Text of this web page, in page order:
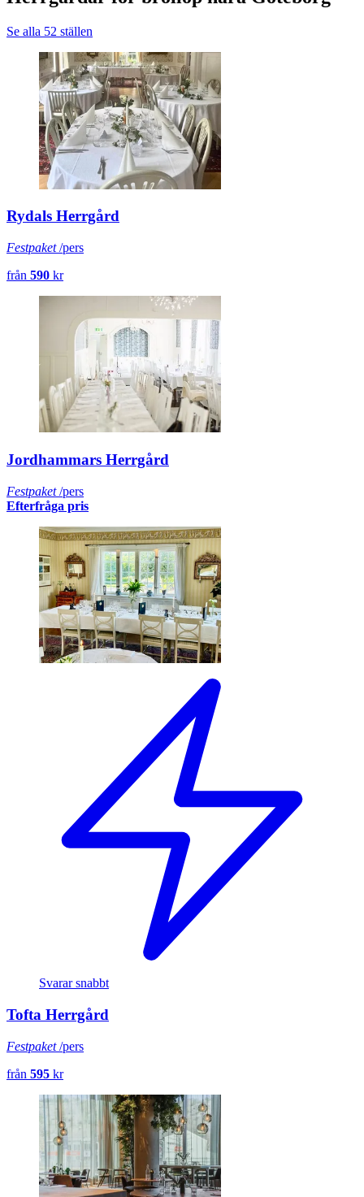
Se alla 52 ställen
Rydals Herrgård
Festpaket/pers
från 590 kr
Jordhammars Herrgård
Festpaket/pers
Efterfråga pris
Svarar snabbt
Tofta Herrgård
Festpaket/pers
från 595 kr